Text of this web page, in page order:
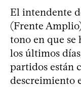
El intendente
(Frente
tono en que se
los últimos
partidos están
descreimiento